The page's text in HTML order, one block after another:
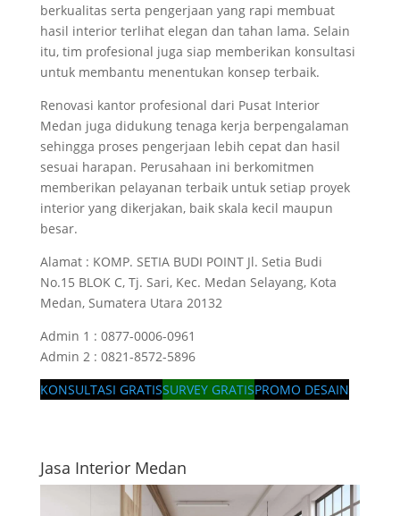
berkualitas serta pengerjaan yang rapi membuat
hasil interior terlihat elegan dan tahan lama. Selain
itu, tim profesional juga siap memberikan konsultasi
untuk membantu menentukan konsep terbaik.
Renovasi kantor profesional dari Pusat Interior
Medan juga didukung tenaga kerja berpengalaman
sehingga proses pengerjaan lebih cepat dan hasil
sesuai harapan. Perusahaan ini berkomitmen
memberikan pelayanan terbaik untuk setiap proyek
interior yang dikerjakan, baik skala kecil maupun
besar.
Alamat : KOMP. SETIA BUDI POINT Jl. Setia Budi
No.15 BLOK C, Tj. Sari, Kec. Medan Selayang, Kota
Medan, Sumatera Utara 20132
Admin 1 : 0877-0006-0961
Admin 2 : 0821-8572-5896
KONSULTASI GRATISSURVEY GRATISPROMO DESAIN
Jasa Interior Medan